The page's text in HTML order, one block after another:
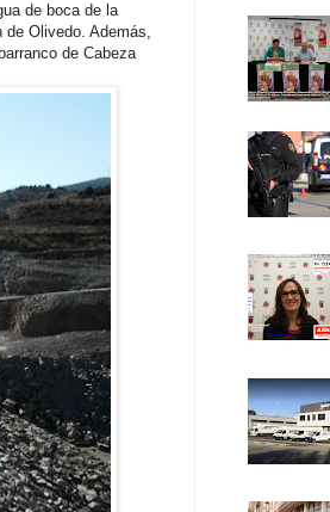
de boca de la
de Olivedo. Además,
de Cabeza